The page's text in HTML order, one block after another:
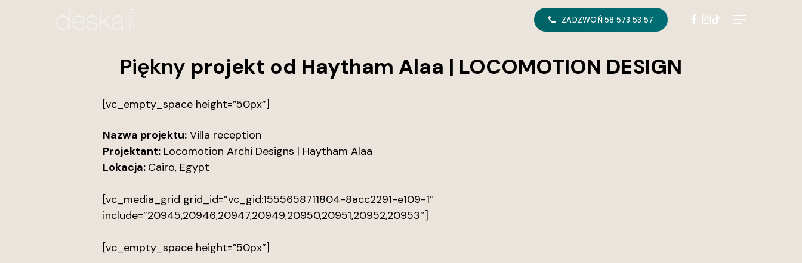
ZADZWOŃ 58 573 53 57 Menu
FACEBOOK
INSTAGRAM
TIKTOK
Piękny projekt od Haytham Alaa | LOCOMOTION DESIGN
[vc_empty_space height=”50px”]
Nazwa projektu: Villa reception
Projektant: Locomotion Archi Designs | Haytham Alaa
Lokacja: Cairo, Egypt
[vc_media_grid grid_id=”vc_gid:1555658711804-8acc2291-e109-1″
include=”20945,20946,20947,20949,20950,20951,20952,20953″]
[vc_empty_space height=”50px”]